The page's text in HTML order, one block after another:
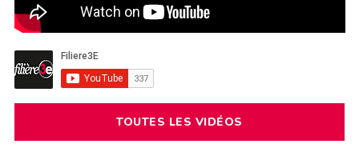
TOUTES LES VIDÉOS